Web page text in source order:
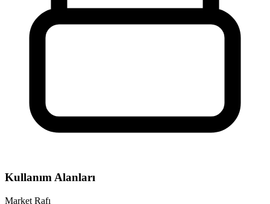
Kullanım Alanları
Market Rafı